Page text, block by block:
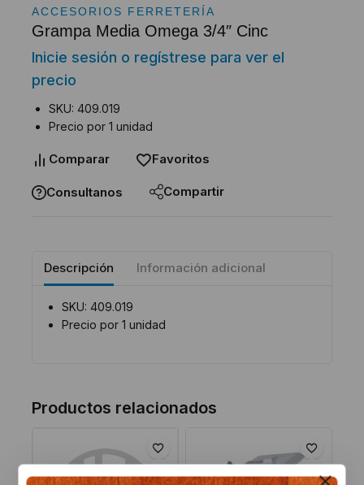
ACCESORIOS FERRETERÍA
Grampa Media Omega 3/4″ Cinc
Inicie sesión o regístrese para ver el
precio
SKU: 409.019
Precio por 1 unidad
Comparar Favoritos
Consultanos Compartir
Descripción Información adicional
SKU: 409.019
Precio por 1 unidad
Productos relacionados